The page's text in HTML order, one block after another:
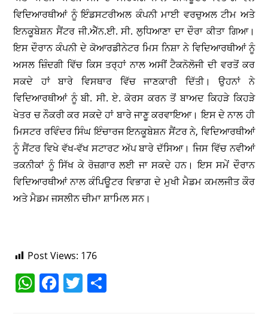
ਵਿਦਿਆਰਥੀਆਂ ਨੂੰ ਇੰਡਸਟਰੀਅਲ ਕੰਪਨੀ ਮਾਈ ਵਰਚੁਅਲ ਟੀਮ ਅਤੇ
ਇਨਕੂਬੇਸ਼ਨ ਸੈਂਟਰ ਜੀ.ਐੱਨ.ਈ. ਸੀ. ਲੁਧਿਆਣਾ ਦਾ ਦੌਰਾ ਕੀਤਾ ਗਿਆ।
ਇਸ ਦੌਰਾਨ ਕੰਪਨੀ ਦੇ ਕੋਆਰਡੀਨੇਟਰ ਮਿਸ ਨਿਸ਼ਾ ਨੇ ਵਿਦਿਆਰਥੀਆਂ ਨੂੰ
ਅਸਲ ਜ਼ਿੰਦਗੀ ਵਿੱਚ ਕਿਸ ਤਰ੍ਹਾਂ ਨਾਲ ਅਸੀਂ ਟੈਕਨੋਲੋਜੀ ਦੀ ਵਰਤੋਂ ਕਰ
ਸਕਦੇ ਹਾਂ ਬਾਰੇ ਵਿਸਥਾਰ ਵਿੱਚ ਜਾਣਕਾਰੀ ਦਿੱਤੀ। ਉਹਨਾਂ ਨੇ
ਵਿਦਿਆਰਥੀਆਂ ਨੂੰ ਬੀ. ਸੀ. ਏ. ਕੋਰਸ ਕਰਨ ਤੋਂ ਬਾਅਦ ਕਿਹੜੇ ਕਿਹੜੇ
ਖੇਤਰ ਚ ਨੌਕਰੀ ਕਰ ਸਕਦੇ ਹਾਂ ਬਾਰੇ ਜਾਣੂ ਕਰਵਾਇਆ। ਇਸ ਦੇ ਨਾਲ ਹੀ
ਮਿਸਟਰ ਰਵਿੰਦਰ ਸਿੰਘ ਇੰਚਾਰਜ ਇਨਕੂਬੇਸ਼ਨ ਸੈਂਟਰ ਨੇ, ਵਿਦਿਆਰਥੀਆਂ
ਨੂੰ ਸੈਂਟਰ ਵਿਖੇ ਵੱਖ-ਵੱਖ ਸਟਾਰਟ ਅੱਪ ਬਾਰੇ ਦੱਸਿਆ। ਜਿਸ ਵਿੱਚ ਨਵੀਆਂ
ਤਕਨੀਕਾਂ ਨੂੰ ਸਿੱਖ ਕੇ ਰੋਜ਼ਗਾਰ ਲਈ ਜਾ ਸਕਦੇ ਹਨ। ਇਸ ਸਮੇਂ ਦੌਰਾਨ
ਵਿਦਿਆਰਥੀਆਂ ਨਾਲ ਕੰਪਿਊਟਰ ਵਿਭਾਗ ਦੇ ਮੁਖੀ ਮੈਡਮ ਕਮਲਜੀਤ ਕੌਰ
ਅਤੇ ਮੈਡਮ ਜਸਲੀਨ ਚੀਮਾ ਸ਼ਾਮਿਲ ਸਨ।
Post Views: 176
W F T